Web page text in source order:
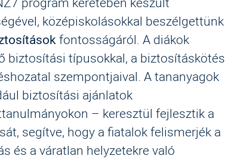
középiskolásokkal beszélgettünk
fontosságáról. A diákok
biztosítási típusokkal, a biztosításkötés
szempontjaival. A tananyagok
biztosítási ajánlatok
– keresztül fejlesztik a
segítve, hogy a fiatalok felismerjék a
és a váratlan helyzetekre való